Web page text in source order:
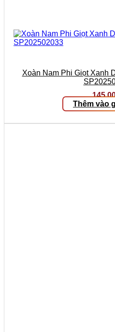
Xoàn Nam Phi Giọt Xanh
Thêm vào